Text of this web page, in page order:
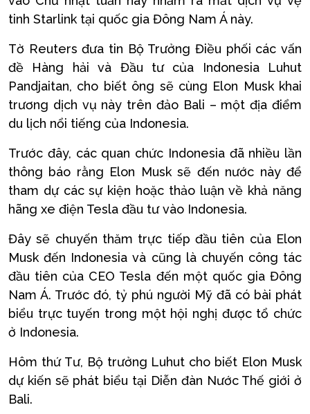
tinh Starlink tại quốc gia Đông Nam Á này.
Tờ Reuters đưa tin Bộ Trưởng Điều phối các vấn
đề Hàng hải và Đầu tư của Indonesia Luhut
Pandjaitan, cho biết ông sẽ cùng Elon Musk khai
trương dịch vụ này trên đảo Bali – một địa điểm
du lịch nổi tiếng của Indonesia.
Trước đây, các quan chức Indonesia đã nhiều lần
thông báo rằng Elon Musk sẽ đến nước này để
tham dự các sự kiện hoặc thảo luận về khả năng
hãng xe điện Tesla đầu tư vào Indonesia.
Đây sẽ chuyến thăm trực tiếp đầu tiên của Elon
Musk đến Indonesia và cũng là chuyến công tác
đầu tiên của CEO Tesla đến một quốc gia Đông
Nam Á. Trước đó, tỷ phú người Mỹ đã có bài phát
biểu trực tuyến trong một hội nghị được tổ chức
ở Indonesia.
Hôm thứ Tư, Bộ trưởng Luhut cho biết Elon Musk
dự kiến sẽ phát biểu tại Diễn đàn Nước Thế giới ở
Bali.